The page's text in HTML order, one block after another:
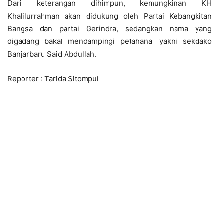
Dari keterangan dihimpun, kemungkinan KH
Khalilurrahman akan didukung oleh Partai Kebangkitan
Bangsa dan partai Gerindra, sedangkan nama yang
digadang bakal mendampingi petahana, yakni sekdako
Banjarbaru Said Abdullah.
Reporter : Tarida Sitompul